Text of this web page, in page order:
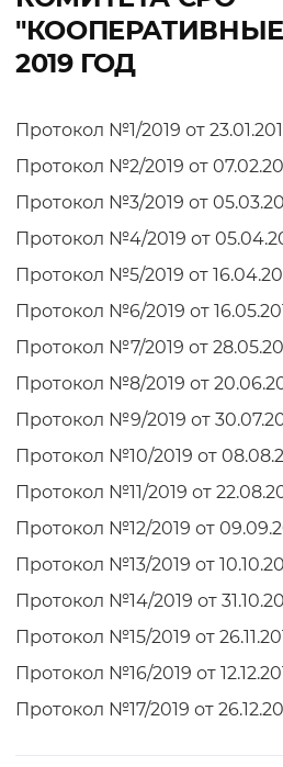
2019 ГОД
Протокол №1/2019 от
Протокол №2/2019 от
Протокол №3/2019 от
Протокол №4/2019 от
Протокол №5/2019 от
Протокол №6/2019 от
Протокол №7/2019 от
Протокол №8/2019 от
Протокол №9/2019 от
Протокол №10/2019 от
Протокол №11/2019 от
Протокол №12/2019 от
Протокол №13/2019 от
Протокол №14/2019 от
Протокол №15/2019 от
Протокол №16/2019 от
Протокол №17/2019 от